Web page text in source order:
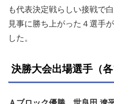
も代表決定戦らしい接戦で
見事に勝ち上がった４選手
した。
決勝大会出場選手（各